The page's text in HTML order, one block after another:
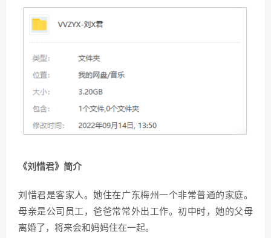
《刘惜君》简介
刘惜君是客家人。她住在广东梅州一个非常普通的家庭。
母亲是公司员工，爸爸常常外出工作。初中时，她的父母
离婚了，将来会和妈妈住在一起。